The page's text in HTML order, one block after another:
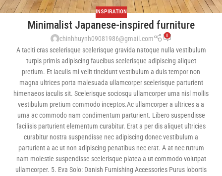
INSPIRATION
Minimalist Japanese-inspired furniture
chinhhuynh09081986@gmail.com 0
A taciti cras scelerisque scelerisque gravida natoque nulla vestibulum
turpis primis adipiscing faucibus scelerisque adipiscing aliquet
pretium. Et iaculis mi velit tincidunt vestibulum a duis tempor non
magna ultrices porta malesuada ullamcorper scelerisque parturient
himenaeos iaculis sit. Scelerisque sociosqu ullamcorper urna nisl mollis
vestibulum pretium commodo inceptos.Ac ullamcorper a ultrices a a
urna ac commodo nam condimentum parturient. Libero suspendisse
facilisis parturient elementum curabitur. Erat a per dis aliquet ultricies
curabitur nostra suspendisse nec adipiscing donec vestibulum a
parturient a ac ut non adipiscing penatibus nec erat. A at nec rutrum
nam molestie suspendisse scelerisque platea a ut commodo volutpat
ullamcorper. 5. Eva Solo: Danish Furnishing Accessories Purus lobortis